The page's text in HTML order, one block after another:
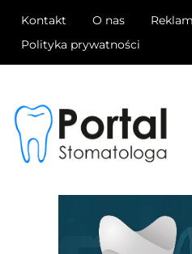
Kontakt O nas
Polityka prywatności